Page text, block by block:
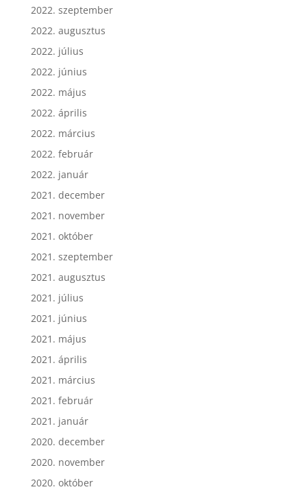
2022. szeptember
2022. augusztus
2022. július
2022. június
2022. május
2022. április
2022. március
2022. február
2022. január
2021. december
2021. november
2021. október
2021. szeptember
2021. augusztus
2021. július
2021. június
2021. május
2021. április
2021. március
2021. február
2021. január
2020. december
2020. november
2020. október